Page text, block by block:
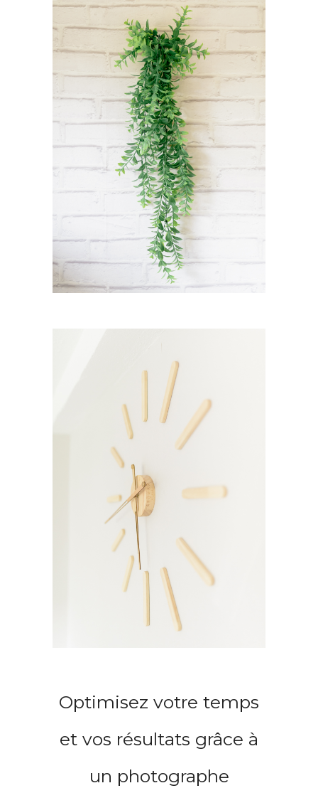
Optimisez votre temps
et vos résultats grâce à
un photographe